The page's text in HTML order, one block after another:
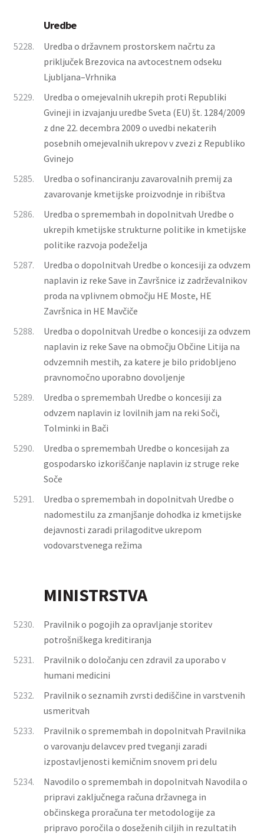
Uredbe
5228.
Uredba o državnem prostorskem načrtu za
priključek Brezovica na avtocestnem odseku
Ljubljana–Vrhnika
5229.
Uredba o omejevalnih ukrepih proti Republiki
Gvineji in izvajanju uredbe Sveta (EU) št. 1284/2009
z dne 22. decembra 2009 o uvedbi nekaterih
posebnih omejevalnih ukrepov v zvezi z Republiko
Gvinejo
5285.
Uredba o sofinanciranju zavarovalnih premij za
zavarovanje kmetijske proizvodnje in ribištva
5286.
Uredba o spremembah in dopolnitvah Uredbe o
ukrepih kmetijske strukturne politike in kmetijske
politike razvoja podeželja
5287.
Uredba o dopolnitvah Uredbe o koncesiji za odvzem
naplavin iz reke Save in Završnice iz zadrževalnikov
proda na vplivnem območju HE Moste, HE
Završnica in HE Mavčiče
5288.
Uredba o dopolnitvah Uredbe o koncesiji za odvzem
naplavin iz reke Save na območju Občine Litija na
odvzemnih mestih, za katere je bilo pridobljeno
pravnomočno uporabno dovoljenje
5289.
Uredba o spremembah Uredbe o koncesiji za
odvzem naplavin iz lovilnih jam na reki Soči,
Tolminki in Bači
5290.
Uredba o spremembah Uredbe o koncesijah za
gospodarsko izkoriščanje naplavin iz struge reke
Soče
5291.
Uredba o spremembah in dopolnitvah Uredbe o
nadomestilu za zmanjšanje dohodka iz kmetijske
dejavnosti zaradi prilagoditve ukrepom
vodovarstvenega režima
MINISTRSTVA
5230.
Pravilnik o pogojih za opravljanje storitev
potrošniškega kreditiranja
5231.
Pravilnik o določanju cen zdravil za uporabo v
humani medicini
5232.
Pravilnik o seznamih zvrsti dediščine in varstvenih
usmeritvah
5233.
Pravilnik o spremembah in dopolnitvah Pravilnika
o varovanju delavcev pred tveganji zaradi
izpostavljenosti kemičnim snovem pri delu
5234.
Navodilo o spremembah in dopolnitvah Navodila o
pripravi zaključnega računa državnega in
občinskega proračuna ter metodologije za
pripravo poročila o doseženih ciljih in rezultatih